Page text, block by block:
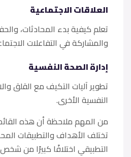
العلاقات الاجتماعية
تعلم كيفية بدء المحادثات،
والمشاركة في التفاعلات
إدارة الصحة النفسية
تطوير آليات التكيف مع القلق
النفسية الأخرى.
من المهم ملاحظة أن هذه
تختلف الأهداف والتطبيقات
التطبيقي اختلافًا كبيرًا من شخص